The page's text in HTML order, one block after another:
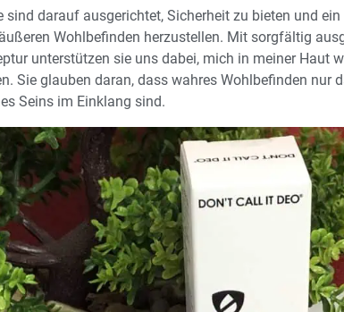
sind darauf ausgerichtet, Sicherheit zu bieten und
Wohlbefinden herzustellen. Mit sorgfältig
unterstützen sie uns dabei, mich in meiner Haut
Sie glauben daran, dass wahres Wohlbefinden nur
Seins im Einklang sind.